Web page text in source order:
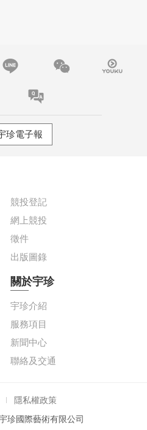
珍電子報
競投登記
網上競投
徵件
出版圖錄
關於宇珍
宇珍介紹
服務項目
新聞中心
聯絡及交通
隱私權政策
珍國際藝術有限公司